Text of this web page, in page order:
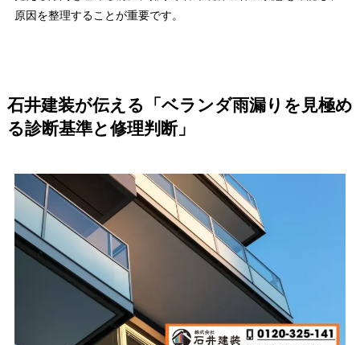
原因を整理することが重要です。
石井建装が伝える「ベランダ雨漏りを見極め
る診断基準と修理判断」